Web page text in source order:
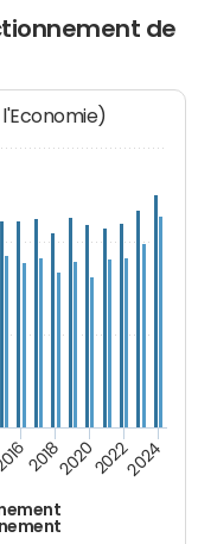
de
2018202020222024